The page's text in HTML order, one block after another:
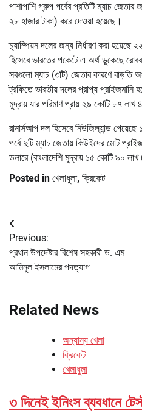
পাশাপাশি গ্রুপ পর্বের প্রতিটি ম্যাচ
২৮ হাজার টাকা) করে দেওয়া হয়েছে।
চ্যাম্পিয়ন দলের জন্য নির্ধারণ করা হয়েছে
হিসেবে ভারতের পকেটে এ অর্থ ডুকেছে
সবগুলো ম্যাচ (৩টি) জেতার কারণে বাড়তি
ট্রফিতে ভারতীয় দলের প্রাপ্য প্রাইজমানি
মুদ্রায় যার পরিমাণ প্রায় ২৯ কোটি ৮৭ লাখ
রানার্সআপ দল হিসেবে নিউজিল্যান্ড
পর্বে দুটি ম্যাচ জেতায় কিউইদের মোট
ডলারে (বাংলাদেশি মুদ্রায় ১৫ কোটি ৯০
Posted in খেলাধুলা, ক্রিকেট
Post
navigation
Previous:
প্রধান উপদেষ্টার বিশেষ সহকারী ড. এম
আমিনুল ইসলামের পদত্যাগ
Related News
অন্যান্য খেলা
ক্রিকেট
খেলাধুলা
৩ দিনেই ইনিংস ব্যবধানে